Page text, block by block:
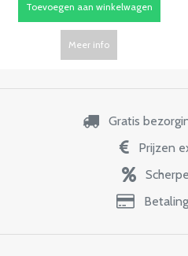
Toevoegen aan winkelwagen
Meer info
Gratis
Prijzen